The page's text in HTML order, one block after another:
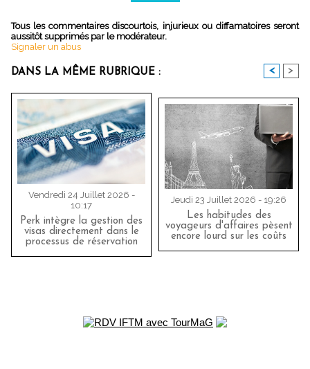
Tous les commentaires discourtois, injurieux ou diffamatoires seront
aussitôt supprimés par le modérateur.
Signaler un abus
DANS LA MÊME RUBRIQUE : < >
Vendredi 24 Juillet 2026 -
10:17
Perk intègre la gestion des
visas directement dans le
processus de réservation
Jeudi 23 Juillet 2026 - 19:26
Les habitudes des
voyageurs d'affaires pèsent
encore lourd sur les coûts